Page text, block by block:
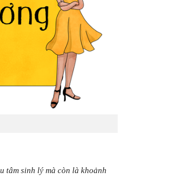
tâm sinh lý mà còn là khoảnh